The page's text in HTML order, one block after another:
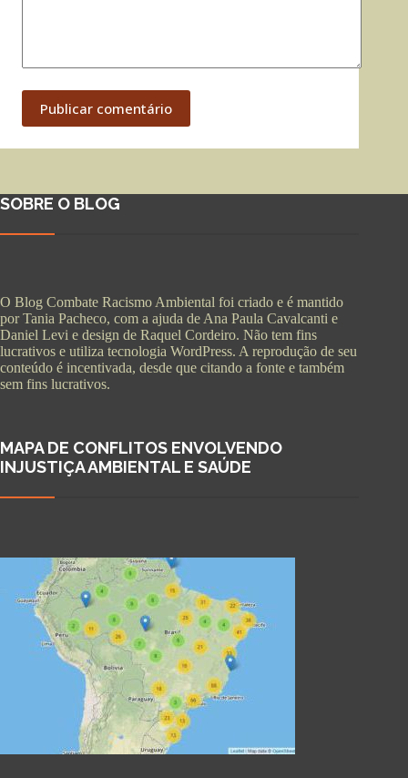
Publicar comentário
SOBRE O BLOG
O Blog Combate Racismo Ambiental foi criado e é mantido
por Tania Pacheco, com a ajuda de Ana Paula Cavalcanti e
Daniel Levi e design de Raquel Cordeiro. Não tem fins
lucrativos e utiliza tecnologia WordPress. A reprodução de seu
conteúdo é incentivada, desde que citando a fonte e também
sem fins lucrativos.
MAPA DE CONFLITOS ENVOLVENDO
INJUSTIÇA AMBIENTAL E SAÚDE